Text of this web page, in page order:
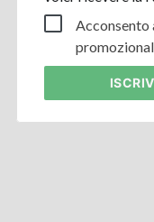
Acconsento